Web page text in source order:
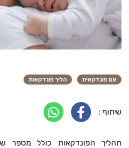
אם פונדקאית הליך פונדקאות
שיתוף :
תהליך הפונדקאות כולל מספר